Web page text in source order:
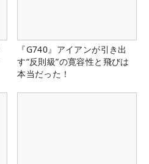
『G740』アイアンが引き出
す“反則級”の寛容性と飛びは
本当だった！